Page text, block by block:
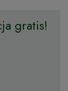
gratis!